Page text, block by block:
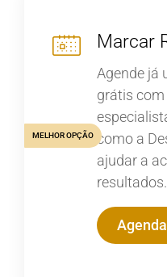
Marcar
Agende já
grátis
como a
ajudar a
resultados.
MELHOR OPÇÃO